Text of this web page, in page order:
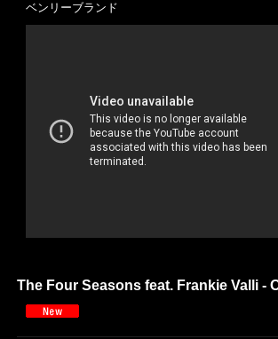
ベンリーブランド
The Four Seasons feat. Frankie Valli -